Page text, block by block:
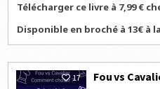
Télécharger ce livre à 7,99 €
Disponible en broché à 13€ à
17 Fou vs